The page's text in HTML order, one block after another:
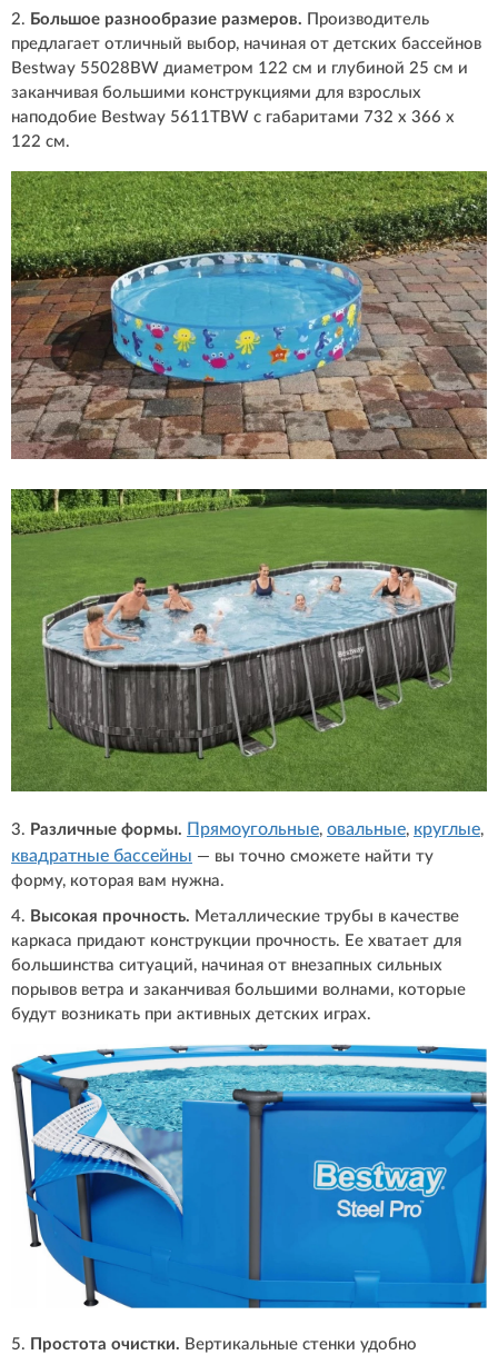
2. Большое разнообразие размеров. Производитель
предлагает отличный выбор, начиная от детских бассейнов
Bestway 55028BW диаметром 122 см и глубиной 25 см и
заканчивая большими конструкциями для взрослых
наподобие Bestway 5611TBW с габаритами 732 х 366 х
122 см.
3. Различные формы. Прямоугольные, овальные, круглые,
квадратные бассейны — вы точно сможете найти ту
форму, которая вам нужна.
4. Высокая прочность. Металлические трубы в качестве
каркаса придают конструкции прочность. Ее хватает для
большинства ситуаций, начиная от внезапных сильных
порывов ветра и заканчивая большими волнами, которые
будут возникать при активных детских играх.
5. Простота очистки. Вертикальные стенки удобно